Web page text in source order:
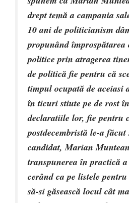
drept temă a campania
10 ani de politicianism
propunând împrospătarea
politice prin atragerea
de politică fie pentru că
timpul ocupată de
în ticuri stiute pe de rost
declaratiile lor, fie pentru
postdecembristă le-a
candidat, Marian
transpunerea în practică
cerând ca pe listele
să-si găsească locul cât